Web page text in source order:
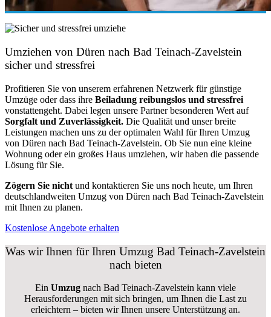
Umziehen von Düren nach Bad Teinach-Zavelstein
sicher und stressfrei
Profitieren Sie von unserem erfahrenen Netzwerk für günstige
Umzüge oder dass ihre Beiladung reibungslos und stressfrei
vonstattengeht. Dabei legen unsere Partner besonderen Wert auf
Sorgfalt und Zuverlässigkeit. Die Qualität und unser breite
Leistungen machen uns zu der optimalen Wahl für Ihren Umzug
von Düren nach Bad Teinach-Zavelstein. Ob Sie nun eine kleine
Wohnung oder ein großes Haus umziehen, wir haben die passende
Lösung für Sie.
Zögern Sie nicht und kontaktieren Sie uns noch heute, um Ihren
deutschlandweiten Umzug von Düren nach Bad Teinach-Zavelstein
mit Ihnen zu planen.
Kostenlose Angebote erhalten
Was wir Ihnen für Ihren Umzug Bad Teinach-Zavelstein
nach bieten
Ein Umzug nach Bad Teinach-Zavelstein kann viele
Herausforderungen mit sich bringen, um Ihnen die Last zu
erleichtern – bieten wir Ihnen unsere Unterstützung an.